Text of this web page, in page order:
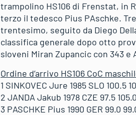
trampolino HS106 di Frenstat, in
terzo il tedesco Pius PAschke.
trentesimo, seguito da Diego
classifica generale dopo otto
sloveni Miran Zupancic con 343 e
Ordine d’arrivo HS106 CoC
1 SINKOVEC Jure 1985 SLO 100.5
2 JANDA Jakub 1978 CZE 97.5
3 PASCHKE Pius 1990 GER 99.0